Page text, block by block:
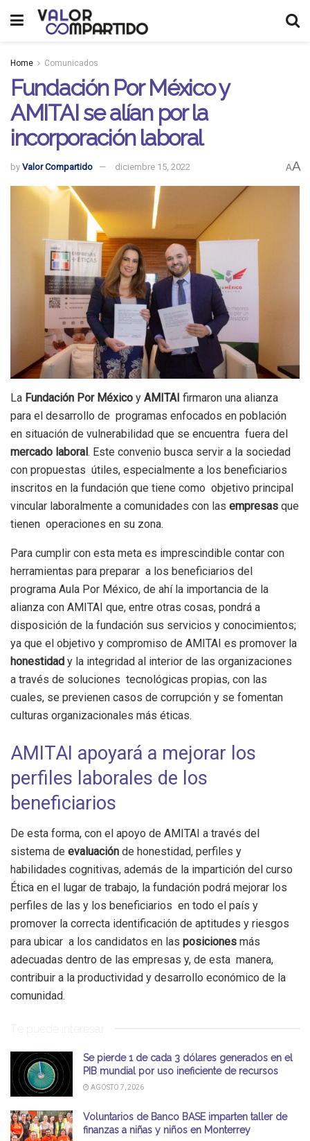
Home Comunicados
Fundación Por México y
AMITAI se alían por la
incorporación laboral
by Valor Compartido diciembre 15, 2022 AA
La Fundación Por México y AMITAI firmaron una alianza
para el desarrollo de programas enfocados en población
en situación de vulnerabilidad que se encuentra fuera del
mercado laboral . Este convenio busca servir a la sociedad
con propuestas útiles, especialmente a los beneficiarios
inscritos en la fundación que tiene como objetivo principal
vincular laboralmente a comunidades con las empresas que
tienen operaciones en su zona.
Para cumplir con esta meta es imprescindible contar con
herramientas para preparar a los beneficiarios del
programa Aula Por México, de ahí la importancia de la
alianza con AMITAI que, entre otras cosas, pondrá a
disposición de la fundación sus servicios y conocimientos;
ya que el objetivo y compromiso de AMITAI es promover la
honestidad y la integridad al interior de las organizaciones
a través de soluciones tecnológicas propias, con las
cuales, se previenen casos de corrupción y se fomentan
culturas organizacionales más éticas.
AMITAI apoyará a mejorar los
perfiles laborales de los
beneficiarios
De esta forma, con el apoyo de AMITAI a través del
sistema de evaluación de honestidad, perfiles y
habilidades cognitivas, además de la impartición del curso
Ética en el lugar de trabajo, la fundación podrá mejorar los
perfiles de las y los beneficiarios en todo el país y
promover la correcta identificación de aptitudes y riesgos
para ubicar a los candidatos en las posiciones más
adecuadas dentro de las empresas y, de esta manera,
contribuir a la productividad y desarrollo económico de la
comunidad.
Te puede interesar
Se pierde 1 de cada 3 dólares generados en el
PIB mundial por uso ineficiente de recursos
AGOSTO 7, 2026
Voluntarios de Banco BASE imparten taller de
finanzas a niñas y niños en Monterrey